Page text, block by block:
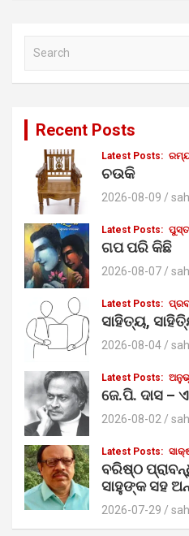
a
Recent Posts
Latest Posts:
ଚଉକି
2026-08-09
Latest Posts:
ଗପ ପରି କିଛି
2026-08-07
Latest Posts:
ସାହିତ୍ୟ,
2026-08-04
Latest Posts:
ଜେ.ପି. ଦାସ –
2026-08-02
Latest Posts:
ବରିଷ୍ଠ
ସାହୁଙ୍କ ସହ
2026-07-29